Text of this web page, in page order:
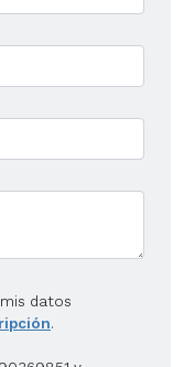
datos
.